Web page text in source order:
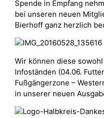
Spende in Empfang
bei unseren neuen
Bierhoff ganz herzlich
Wir können diese
Infoständen (04.06.
Fußgängerzone –
in unserer neuen